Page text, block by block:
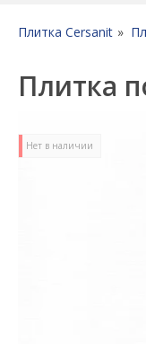
Плитка Cersanit
Плитка
Нет в наличии